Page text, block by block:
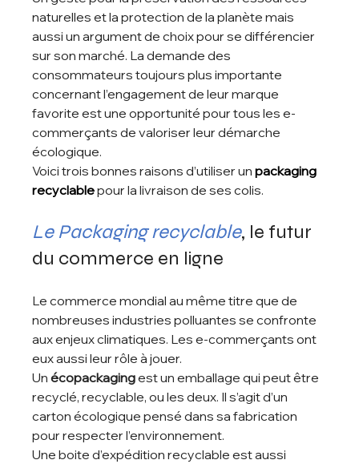
naturelles et la protection de la planète mais
aussi un argument de choix pour se différencier
sur son marché. La demande des
consommateurs toujours plus importante
concernant l’engagement de leur marque
favorite est une opportunité pour tous les e-
commerçants de valoriser leur démarche
écologique.
Voici trois bonnes raisons d’utiliser un packaging
recyclable pour la livraison de ses colis.
Le Packaging recyclable, le futur
du commerce en ligne
Le commerce mondial au même titre que de
nombreuses industries polluantes se confronte
aux enjeux climatiques. Les e-commerçants ont
eux aussi leur rôle à jouer.
Un écopackaging est un emballage qui peut être
recyclé, recyclable, ou les deux. Il s’agit d’un
carton écologique pensé dans sa fabrication
pour respecter l’environnement.
Une boite d’expédition recyclable est aussi